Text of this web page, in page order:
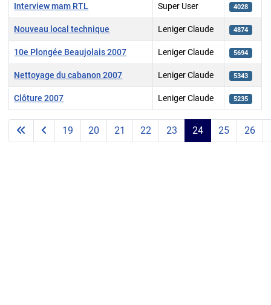
Interview mam RTL Super User 4028
Nouveau local technique Leniger Claude 4874
10e Plongée Beaujolais 2007 Leniger Claude 5694
Nettoyage du cabanon 2007 Leniger Claude 5343
Clôture 2007 Leniger Claude 5235
Page 24 of 28
19 20 21 22 23 24 25 26